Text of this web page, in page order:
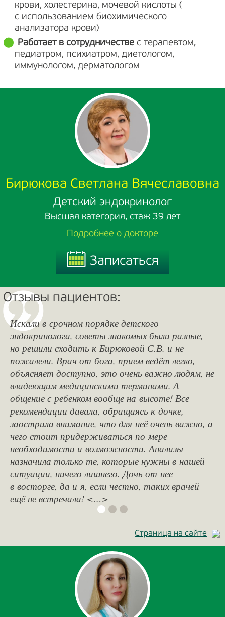
крови, холестерина, мочевой кислоты (
с использованием биохимического
анализатора крови)
Работает в сотрудничестве с терапевтом,
педиатром, психиатром, диетологом,
иммунологом, дерматологом
Бирюкова Светлана Вячеславовна
Детский эндокринолог
Высшая категория, стаж 39 лет
Подробнее о докторе
Записаться
Записаться
Отзывы пациентов:
Искали в срочном порядке детского
эндокринолога, советы знакомых были разные,
но решили сходить к Бирюковой С.В. и не
пожалели. Врач от бога, прием ведёт легко,
объясняет доступно, это очень важно людям, не
владеющим медицинскими терминами. А
общение с ребенком вообще на высоте! Все
рекомендации давала, обращаясь к дочке,
заострила внимание, что для неё очень важно, а
чего стоит придерживаться по мере
необходимости и возможности. Анализы
назначила только те, которые нужны в нашей
ситуации, ничего лишнего. Дочь от нее
в восторге, да и я, если честно, таких врачей
ещё не встречала! <…>
Страница на сайте